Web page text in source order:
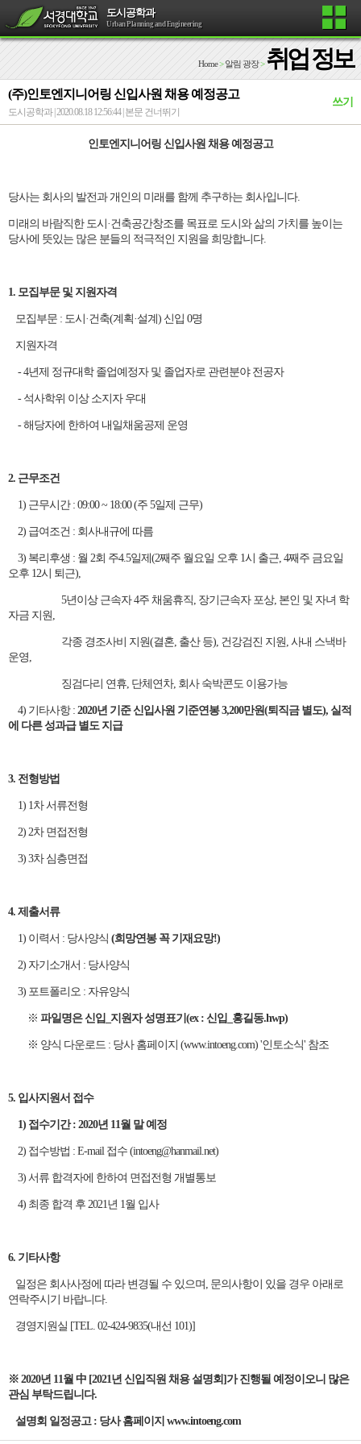
도시공학과
Urban Planning and Engineering
Home> 알림 광장> 취업 정보
(주)인토엔지니어링 신입사원 채용 예정공고
쓰기
도시공학과 | 2020.08.18 12:56:44 | 본문 건너뛰기
인토엔지니어링 신입사원 채용 예정공고
당사는 회사의 발전과 개인의 미래를 함께 추구하는 회사입니다.
미래의 바람직한 도시·건축공간창조를 목표로 도시와 삶의 가치를 높이는
당사에 뜻있는 많은 분들의 적극적인 지원을 희망합니다.
1. 모집부문 및 지원자격
모집부문 : 도시·건축(계획·설계) 신입 0명
지원자격
- 4년제 정규대학 졸업예정자 및 졸업자로 관련분야 전공자
- 석사학위 이상 소지자 우대
- 해당자에 한하여 내일채움공제 운영
2. 근무조건
1) 근무시간 : 09:00 ~ 18:00 (주 5일제 근무)
2) 급여조건 : 회사내규에 따름
3) 복리후생 : 월 2회 주4.5일제(2째주 월요일 오후 1시 출근, 4째주 금요일
오후 12시 퇴근),
5년이상 근속자 4주 채움휴직, 장기근속자 포상, 본인 및 자녀 학
자금 지원,
각종 경조사비 지원(결혼, 출산 등), 건강검진 지원, 사내 스낵바
운영,
징검다리 연휴, 단체연차, 회사 숙박콘도 이용가능
4) 기타사항 : 2020년 기준 신입사원 기준연봉 3,200만원(퇴직금 별도), 실적
에 다른 성과급 별도 지급
3. 전형방법
1) 1차 서류전형
2) 2차 면접전형
3) 3차 심층면접
4. 제출서류
1) 이력서 : 당사양식 (희망연봉 꼭 기재요망!)
2) 자기소개서 : 당사양식
3) 포트폴리오 : 자유양식
※ 파일명은 신입_지원자 성명표기(ex : 신입_홍길동.hwp)
※ 양식 다운로드 : 당사 홈페이지 (www.intoeng.com) '인토소식' 참조
5. 입사지원서 접수
1) 접수기간 : 2020년 11월 말 예정
2) 접수방법 : E-mail 접수 (intoeng@hanmail.net)
3) 서류 합격자에 한하여 면접전형 개별통보
4) 최종 합격 후 2021년 1월 입사
6. 기타사항
일정은 회사사정에 따라 변경될 수 있으며, 문의사항이 있을 경우 아래로
연락주시기 바랍니다.
경영지원실 [TEL. 02-424-9835(내선 101)]
※ 2020년 11월 中 [2021년 신입직원 채용 설명회]가 진행될 예정이오니 많은
관심 부탁드립니다.
설명회 일정공고 : 당사 홈페이지 www.intoeng.com